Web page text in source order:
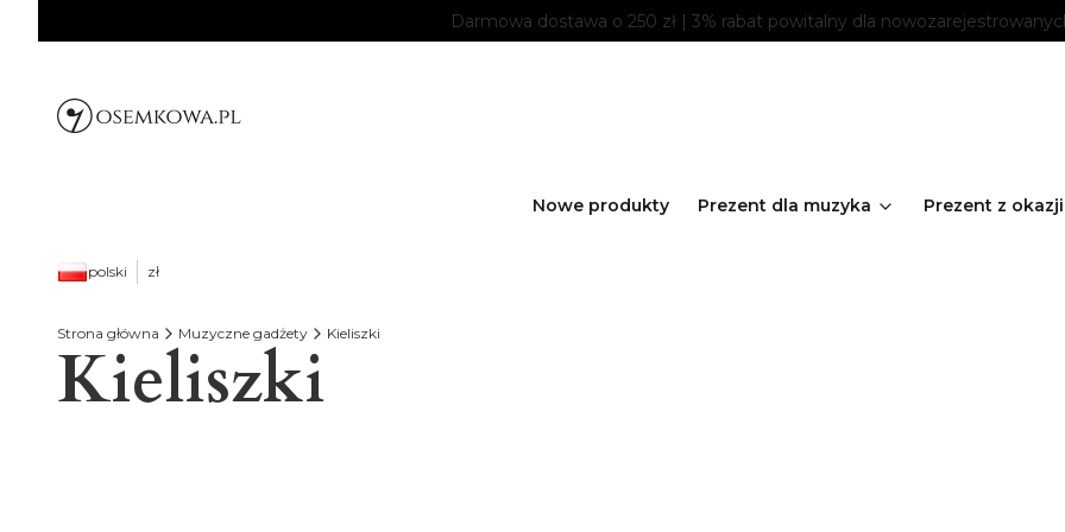
Darmowa dostawa o 250 zł | 3% rabat powitalny dla
Nowe produkty Prezent dla muzyka Prezent z okazji
polski zł
Strona główna Muzyczne gadżety Kieliszki
Kieliszki